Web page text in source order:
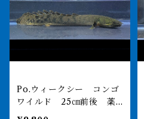
Po.ウィークシー コンゴ
ワイルド 25㎝前後 薬
浴完了済